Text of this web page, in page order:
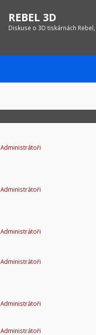
REBEL 3D
Diskuse o 3D tiskárnách
Administrátoři
Administrátoři
Administrátoři
Administrátoři
Administrátoři
Administrátoři